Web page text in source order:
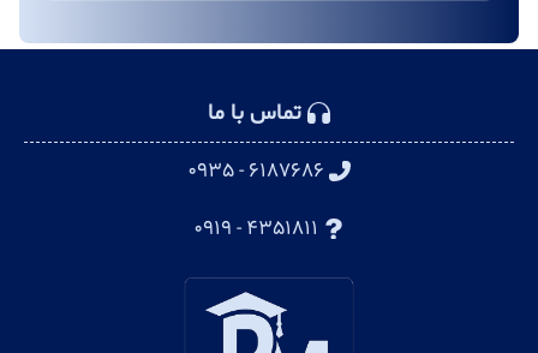
تماس با ما
۶۱۸۷۶۸۶ - ۰۹۳۵